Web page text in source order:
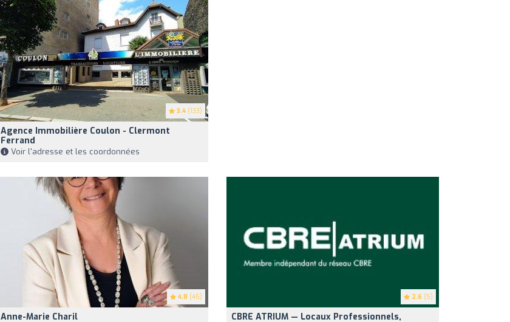
3.4 (133)
Agence Immobilière Coulon - Clermont
Ferrand
Voir l'adresse et les coordonnées
4.8 (45)
Anne-Marie Charil
2.6 (5)
CBRE ATRIUM — Locaux Professionnels,